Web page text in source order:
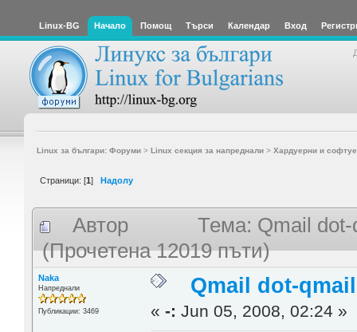
Linux-BG Начало Помощ Търси Календар Вход
Linux за българи: Форуми> Linux секция за напреднали> Хардуерни и
Страници: [1] Надолу
Автор
Тема: Qmail dot-
(Прочетена 12019 пъти)
Naka
Напреднали
Публикации: 3469
Qmail dot-
«-: Jun 05, 2008, 02:24 »